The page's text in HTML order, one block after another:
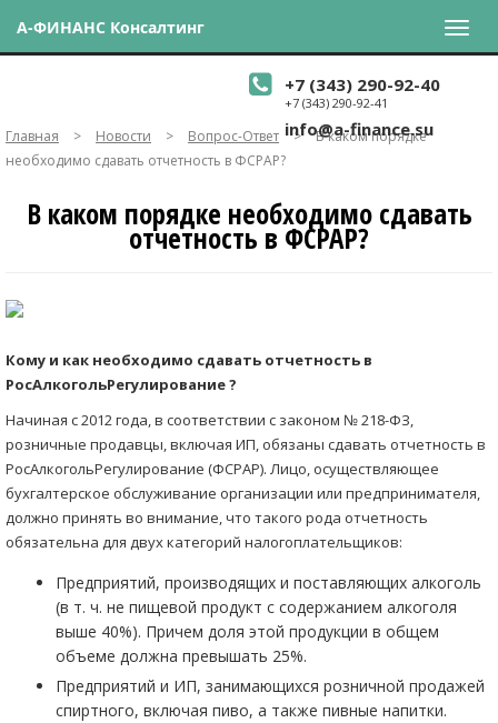
А-ФИНАНС Консалтинг
+7 (343) 290-92-40
+7 (343) 290-92-41
info@a-finance.su
Главная > Новости > Вопрос-Ответ > В каком порядке
необходимо сдавать отчетность в ФСРАР?
В каком порядке необходимо сдавать
отчетность в ФСРАР?
Кому и как необходимо сдавать отчетность в
РосАлкогольРегулирование ?
Начиная с 2012 года, в соответствии с законом № 218-ФЗ,
розничные продавцы, включая ИП, обязаны сдавать отчетность в
РосАлкогольРегулирование (ФСРАР). Лицо, осуществляющее
бухгалтерское обслуживание организации или предпринимателя,
должно принять во внимание, что такого рода отчетность
обязательна для двух категорий налогоплательщиков:
Предприятий, производящих и поставляющих алкоголь
(в т. ч. не пищевой продукт с содержанием алкоголя
выше 40%). Причем доля этой продукции в общем
объеме должна превышать 25%.
Предприятий и ИП, занимающихся розничной продажей
спиртного, включая пиво, а также пивные напитки.